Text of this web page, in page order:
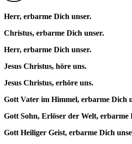
Herr, erbarme Dich unser.
Christus, erbarme Dich unser.
Herr, erbarme Dich unser.
Jesus Christus, höre uns.
Jesus Christus, erhöre uns.
Gott Vater im Himmel, erbarme Dich
Gott Sohn, Erlöser der Welt, erbarme
Gott Heiliger Geist, erbarme Dich